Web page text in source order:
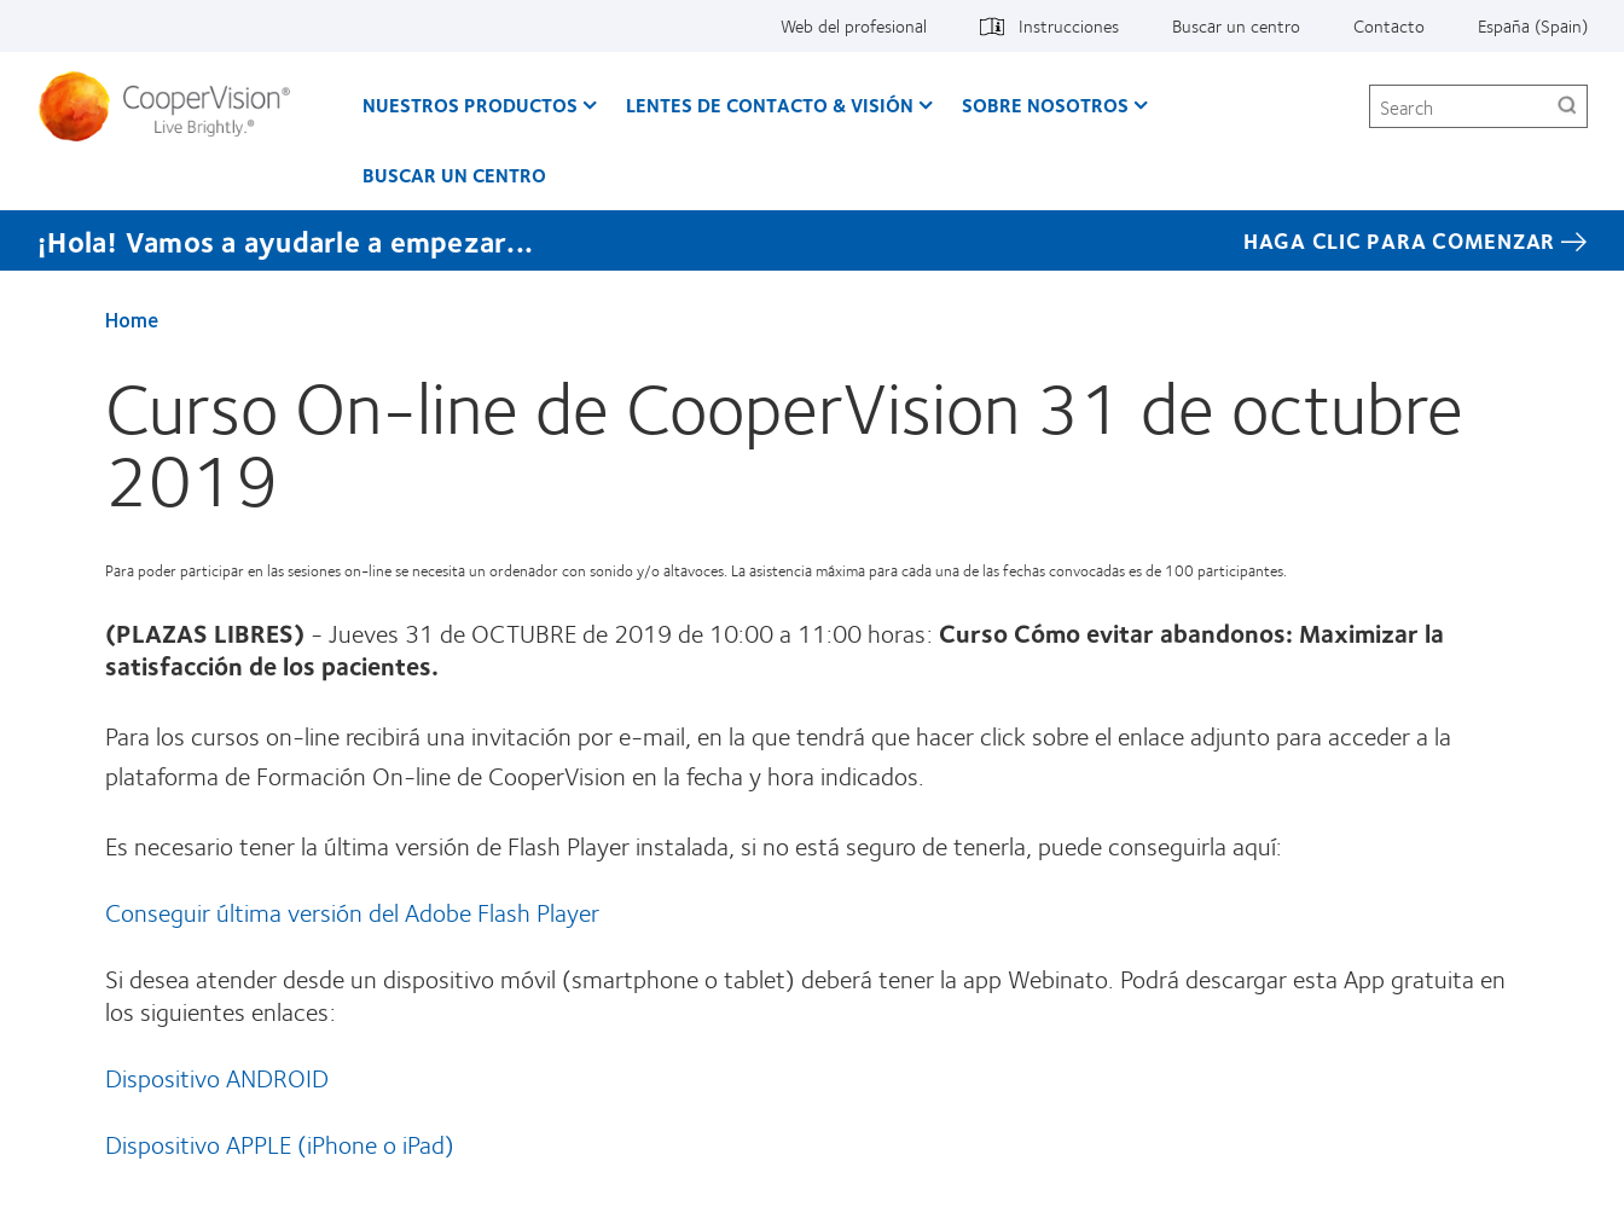
principal
Web del profesional Instrucciones Buscar un centro Contacto España (Spain)
NUESTROS PRODUCTOS LENTES DE CONTACTO & VISIÓN SOBRE NOSOTROS
BUSCAR UN CENTRO
Search
¡Hola! Vamos a ayudarle a empezar... HAGA CLIC PARA COMENZAR
Home
Curso On-line de CooperVision 31 de octubre
2019
Para poder participar en las sesiones on-line se necesita un ordenador con sonido y/o altavoces. La asistencia máxima para cada una de las fechas convocadas es de 100 participantes.
(PLAZAS LIBRES) - Jueves 31 de OCTUBRE de 2019 de 10:00 a 11:00 horas: Curso Cómo evitar abandonos: Maximizar la
satisfacción de los pacientes.
Para los cursos on-line recibirá una invitación por e-mail, en la que tendrá que hacer click sobre el enlace adjunto para acceder a la
plataforma de Formación On-line de CooperVision en la fecha y hora indicados.
Es necesario tener la última versión de Flash Player instalada, si no está seguro de tenerla, puede conseguirla aquí:
Conseguir última versión del Adobe Flash Player
Si desea atender desde un dispositivo móvil (smartphone o tablet) deberá tener la app Webinato. Podrá descargar esta App gratuita en
los siguientes enlaces:
Dispositivo ANDROID
Dispositivo APPLE (iPhone o iPad)